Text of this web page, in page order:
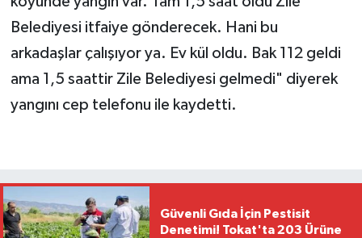
Belediyesi itfaiye gönderecek. Hani bu
arkadaşlar çalışıyor ya. Ev kül oldu. Bak 112 geldi
ama 1,5 saattir Zile Belediyesi gelmedi" diyerek
yangını cep telefonu ile kaydetti.
Güvenli Gıda İçin Pestisit
Denetimi! Tokat'ta 203 Ürüne